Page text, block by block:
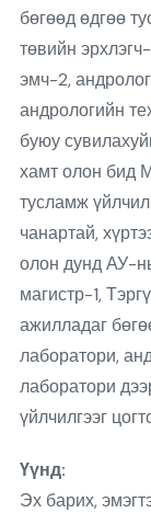
бөгөөд өдгөө
төвийн
эмч-2,
андрологийн
буюу
хамт олон бид
тусламж
чанартай,
олон дунд АУ-
магистр-1,
ажилладаг
лаборатори,
лаборатори
үйлчилгээг
Үүнд:
Эх барих,